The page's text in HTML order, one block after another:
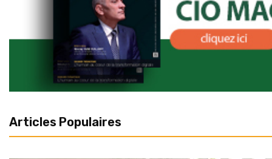
Articles Populaires